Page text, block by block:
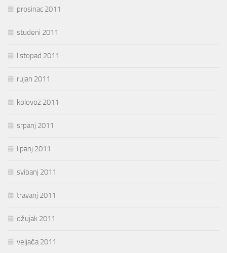
prosinac 2011
studeni 2011
listopad 2011
rujan 2011
kolovoz 2011
srpanj 2011
lipanj 2011
svibanj 2011
travanj 2011
ožujak 2011
veljača 2011